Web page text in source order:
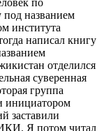
под названием
института
написал книгу
отделился
суверенная
группа
инициатором
заставили
Я потом читал